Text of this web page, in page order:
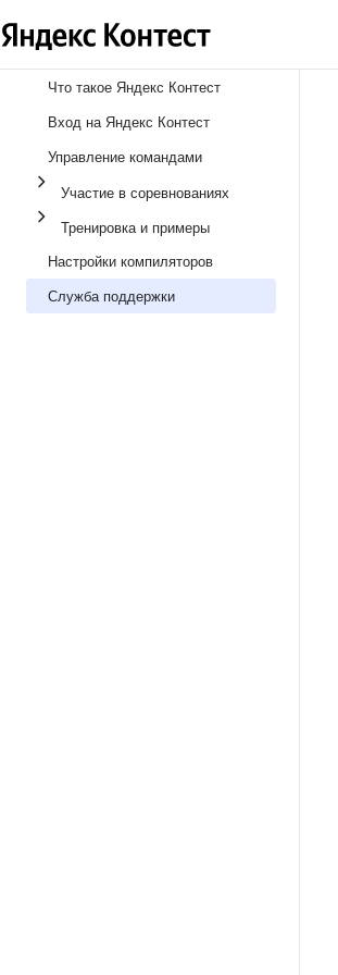
Что такое Яндекс Контест
Вход на Яндекс Контест
Управление командами
Участие в соревнованиях
Тренировка и примеры
Настройки компиляторов
Служба поддержки